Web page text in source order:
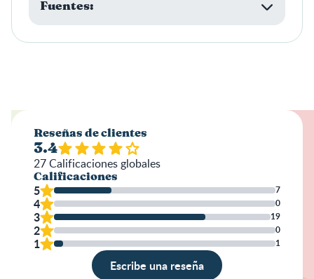
Fuentes:
Reseñas de clientes
3.4
27Calificaciones globales
Calificaciones
5 7
4 0
3 19
2 0
1 1
Escribe una reseña